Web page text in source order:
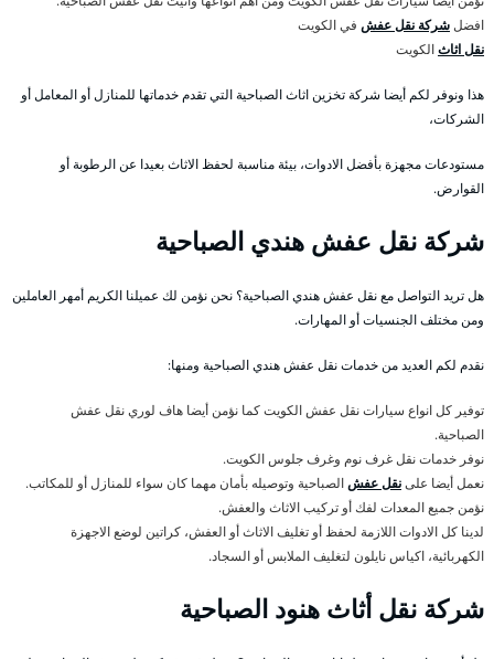
افضلشركة نقل عفش في الكويت
نقل اثاثالكويت
هذا ونوفر لكم أيضا شركة تخزين اثاث الصباحية التي تقدم خدماتها للمنازل أو المعامل أو
الشركات،
مستودعات مجهزة بأفضل الادوات، بيئة مناسبة لحفظ الاثاث بعيدا عن الرطوبة أو
القوارض.
شركة نقل عفش هندي الصباحية
هل تريد التواصل مع نقل عفش هندي الصباحية؟ نحن نؤمن لك عميلنا الكريم أمهر العاملين
ومن مختلف الجنسيات أو المهارات.
نقدم لكم العديد من خدمات نقل عفش هندي الصباحية ومنها:
توفير كل انواع سيارات نقل عفش الكويت كما نؤمن أيضا هاف لوري نقل عفش
الصباحية.
نوفر خدمات نقل غرف نوم وغرف جلوس الكويت.
نعمل أيضا علىنقل عفشالصباحية وتوصيله بأمان مهما كان سواء للمنازل أو للمكاتب.
نؤمن جميع المعدات لفك أو تركيب الاثاث والعفش.
لدينا كل الادوات اللازمة لحفظ أو تغليف الاثاث أو العفش، كراتين لوضع الاجهزة
الكهربائية، اكياس نايلون لتغليف الملابس أو السجاد.
شركة نقل أثاث هنود الصباحية